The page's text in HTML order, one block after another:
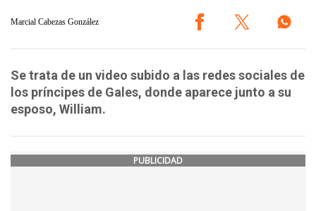
Marcial Cabezas González
Se trata de un video subido a las redes sociales de
los príncipes de Gales, donde aparece junto a su
esposo, William.
PUBLICIDAD